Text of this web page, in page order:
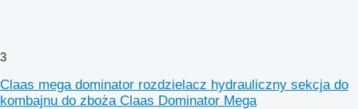
3
Claas mega dominator rozdzielacz hydrauliczny sekcja do
kombajnu do zboża Claas Dominator Mega